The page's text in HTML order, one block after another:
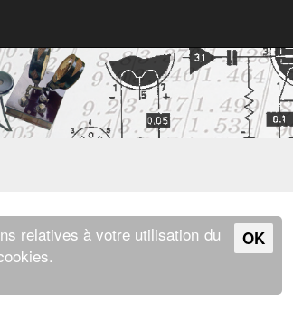
OK
relatives à votre utilisation du